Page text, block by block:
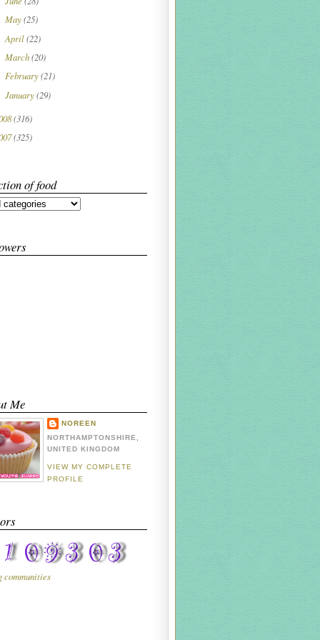
May(25)
April(22)
March(20)
February(21)
January(29)
(316)
(325)
of food
Me
NOREEN
NORTHAMPTONSHIRE,
UNITED KINGDOM
VIEW MY COMPLETE
PROFILE
communities